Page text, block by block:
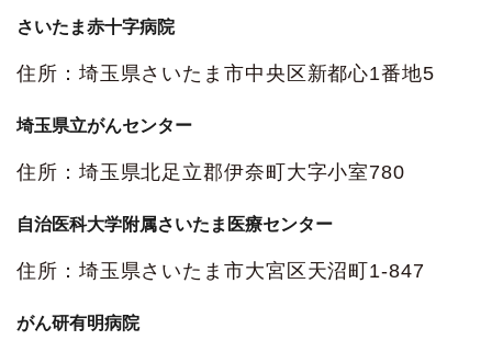
さいたま赤十字病院
住所：埼玉県さいたま市中央区新都心1番地5
埼玉県立がんセンター
住所：埼玉県北足立郡伊奈町大字小室780
自治医科大学附属さいたま医療センター
住所：埼玉県さいたま市大宮区天沼町1-847
がん研有明病院